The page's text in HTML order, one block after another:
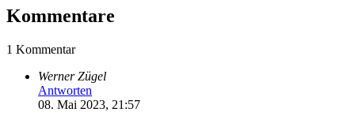
Kommentare
1 Kommentar
Werner Zügel
Antworten
08. Mai 2023, 21:57